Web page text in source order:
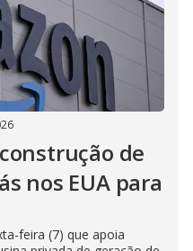
de
nos EUA para
feira (7) que apoia